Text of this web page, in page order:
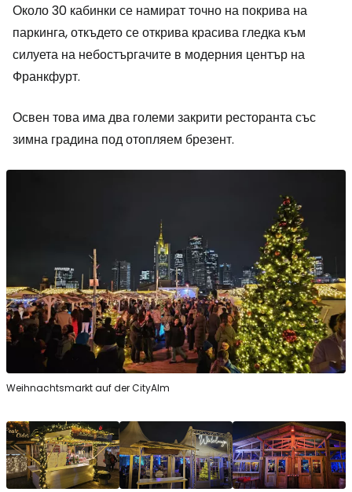
Около 30 кабинки се намират точно на покрива на
паркинга, откъдето се открива красива гледка към
силуета на небостъргачите в модерния център на
Франкфурт.
Освен това има два големи закрити ресторанта със
зимна градина под отопляем брезент.
Weihnachtsmarkt auf der CityAlm